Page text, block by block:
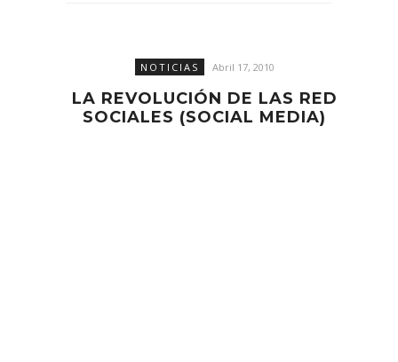
NOTICIAS Abril 17, 2010
LA REVOLUCIÓN DE LAS RED
SOCIALES (SOCIAL MEDIA)